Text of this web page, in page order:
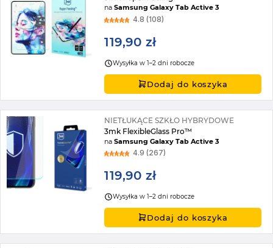
naSamsung Galaxy Tab Active 3
4.8 (108)
119,90 zł
Wysyłka w 1–2 dni robocze
Dodaj do koszyka
NIETŁUKĄCE SZKŁO HYBRYDOWE
3mk FlexibleGlass Pro™
naSamsung Galaxy Tab Active 3
4.9 (267)
119,90 zł
Wysyłka w 1–2 dni robocze
Dodaj do koszyka